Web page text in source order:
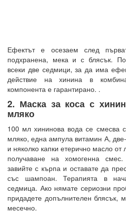
Ефектът е осезаем след
подхранена, мека и с блясък.
всеки две седмици, за да има
действие на хинина в
компонента е гарантирано. .
2. Маска за коса с
мляко
100 мл хининова вода се смесва
мляко, една ампула витамин А,
и няколко капки етерично масло
получаване на хомогенна
завийте с кърпа и оставате да
със шампоан. Терапията в
седмица. Ако нямате сериозни
придадете допълнителен блясък,
месечно.